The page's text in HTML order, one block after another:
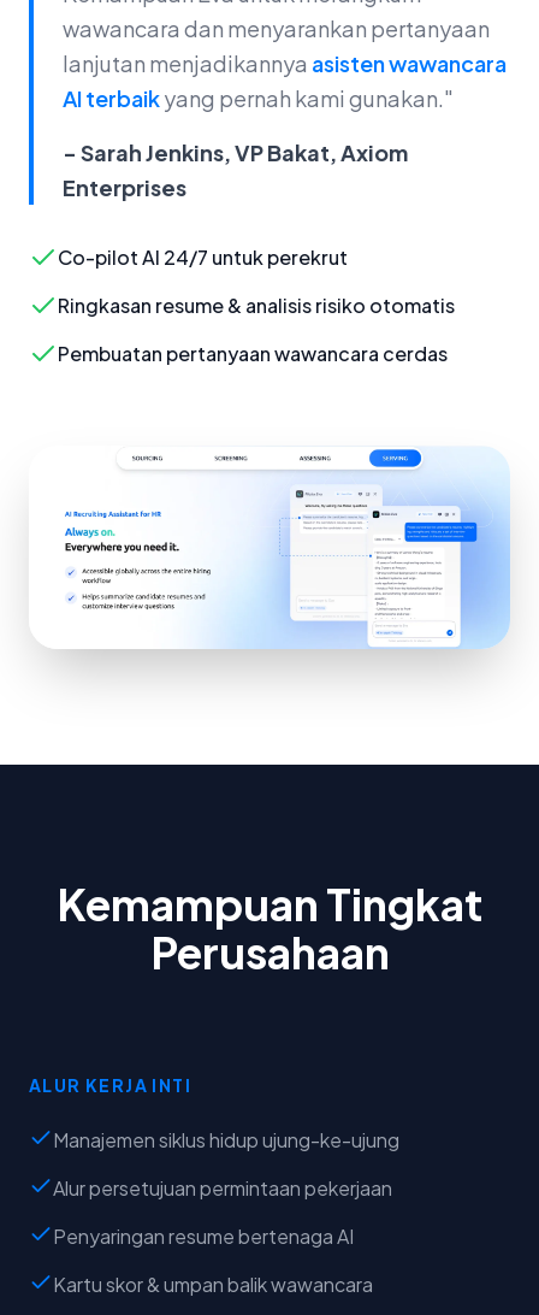
wawancara dan menyarankan pertanyaan
lanjutan menjadikannya asisten wawancara
AI terbaikyang pernah kami gunakan."
- Sarah Jenkins, VP Bakat, Axiom
Enterprises
Co-pilot AI 24/7 untuk perekrut
Ringkasan resume & analisis risiko otomatis
Pembuatan pertanyaan wawancara cerdas
Kemampuan Tingkat
Perusahaan
ALUR KERJA INTI
Manajemen siklus hidup ujung-ke-ujung
Alur persetujuan permintaan pekerjaan
Penyaringan resume bertenaga AI
Kartu skor & umpan balik wawancara